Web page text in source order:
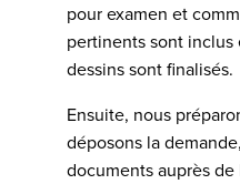
pour examen et
pertinents sont
dessins sont finalisés.
Ensuite, nous
déposons la
documents auprès